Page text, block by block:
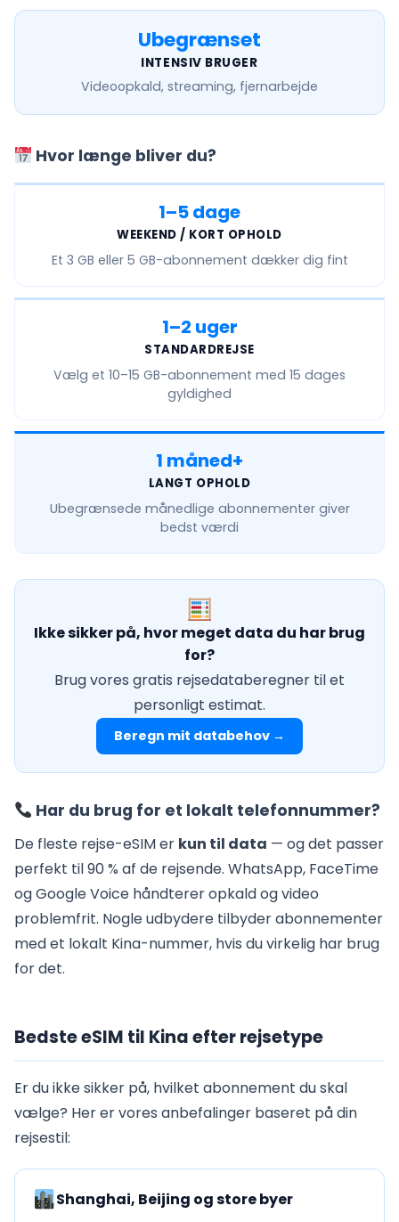
Ubegrænset
INTENSIV BRUGER
Videoopkald, streaming, fjernarbejde
Hvor længe bliver du?
1–5 dage
WEEKEND / KORT OPHOLD
Et 3 GB eller 5 GB-abonnement dækker dig fint
1–2 uger
STANDARDREJSE
Vælg et 10–15 GB-abonnement med 15 dages
gyldighed
1 måned+
LANGT OPHOLD
Ubegrænsede månedlige abonnementer giver
bedst værdi
Ikke sikker på, hvor meget data du har brug
for?
Brug vores gratis rejsedataberegner til et
personligt estimat.
Beregn mit databehov →
Har du brug for et lokalt telefonnummer?
De fleste rejse-eSIM er kun til data — og det passer
perfekt til 90 % af de rejsende. WhatsApp, FaceTime
og Google Voice håndterer opkald og video
problemfrit. Nogle udbydere tilbyder abonnementer
med et lokalt Kina-nummer, hvis du virkelig har brug
for det.
Bedste eSIM til Kina efter rejsetype
Er du ikke sikker på, hvilket abonnement du skal
vælge? Her er vores anbefalinger baseret på din
rejsestil:
Shanghai, Beijing og store byer